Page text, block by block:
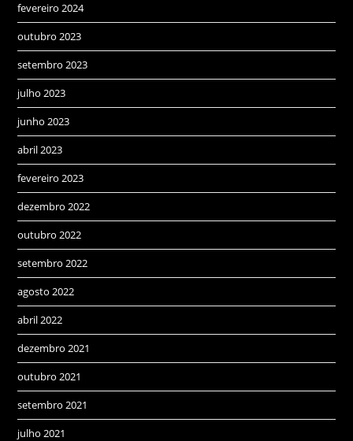
fevereiro 2024
outubro 2023
setembro 2023
julho 2023
junho 2023
abril 2023
fevereiro 2023
dezembro 2022
outubro 2022
setembro 2022
agosto 2022
abril 2022
dezembro 2021
outubro 2021
setembro 2021
julho 2021